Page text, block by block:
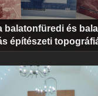
balatonfüredi és
építészeti